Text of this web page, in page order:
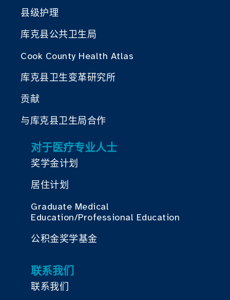
县级护理
库克县公共卫生局
Cook County Health Atlas
库克县卫生变革研究所
贡献
与库克县卫生局合作
对于医疗专业人士
奖学金计划
居住计划
Graduate Medical
Education/Professional Education
公积金奖学基金
联系我们
联系我们